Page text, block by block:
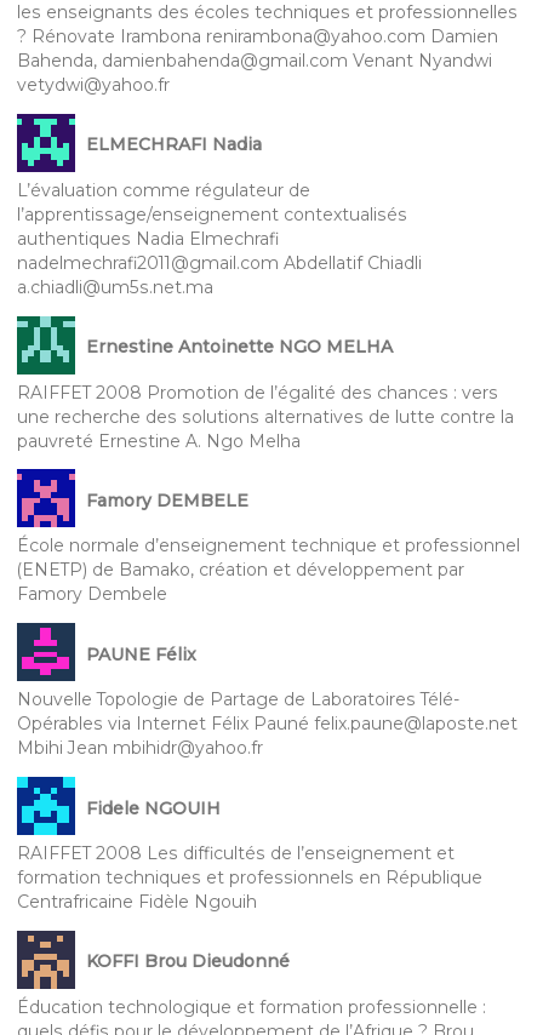
les enseignants des écoles techniques et professionnelles
? Rénovate Irambona renirambona@yahoo.com Damien
Bahenda, damienbahenda@gmail.com Venant Nyandwi
vetydwi@yahoo.fr
ELMECHRAFI Nadia
L’évaluation comme régulateur de
l’apprentissage/enseignement contextualisés
authentiques Nadia Elmechrafi
nadelmechrafi2011@gmail.com Abdellatif Chiadli
a.chiadli@um5s.net.ma
Ernestine Antoinette NGO MELHA
RAIFFET 2008 Promotion de l’égalité des chances : vers
une recherche des solutions alternatives de lutte contre la
pauvreté Ernestine A. Ngo Melha
Famory DEMBELE
École normale d’enseignement technique et professionnel
(ENETP) de Bamako, création et développement par
Famory Dembele
PAUNE Félix
Nouvelle Topologie de Partage de Laboratoires Télé-
Opérables via Internet Félix Pauné felix.paune@laposte.net
Mbihi Jean mbihidr@yahoo.fr
Fidele NGOUIH
RAIFFET 2008 Les difficultés de l’enseignement et
formation techniques et professionnels en République
Centrafricaine Fidèle Ngouih
KOFFI Brou Dieudonné
Éducation technologique et formation professionnelle :